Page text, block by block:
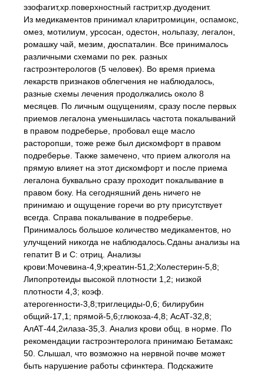
эзофагит,хр.поверхностный гастрит,хр.дуоденит.
Из медикаментов принимал кларитромицин, оспамокс,
омез, мотилиум, урсосан, одестон, нольпазу, легалон,
ромашку чай, мезим, дюспаталин. Все принималось
различными схемами по рек. разных
гастроэнтерологов (5 человек). Во время приема
лекарств признаков облегчения не наблюдалось,
разные схемы лечения продолжались около 8
месяцев. По личным ощущениям, сразу после первых
приемов легалона уменьшилась частота покалываний
в правом подреберье, пробовал еще масло
расторопши, тоже реже был дискомфорт в правом
подреберье. Также замечено, что прием алкоголя на
прямую влияет на этот дискомфорт и после приема
легалона буквально сразу проходит покалывание в
правом боку. На сегодняшний день ничего не
принимаю и ощущение горечи во рту присутствует
всегда. Справа покалывание в подреберье.
Принималось большое количество медикаментов, но
улучщений никогда не наблюдалось.Сданы анализы на
гепатит В и С: отриц. Анализы
крови:Мочевина-4,9;креатин-51,2;Холестерин-5,8;
Липопротеиды высокой плотности 1,2; низкой
плотности 4,3; коэф.
атерогенности-3,8;триглециды-0,6; билирубин
общий-17,1; прямой-5,6;глюкоза-4,8; АсАТ-32,8;
АлАТ-44,2илаза-35,3. Анализ крови общ. в норме. По
рекомендации гастроэнтеролога принимаю Бетамакс
50. Слышал, что возможно на нервной почве может
быть нарушение работы сфинктера. Подскажите